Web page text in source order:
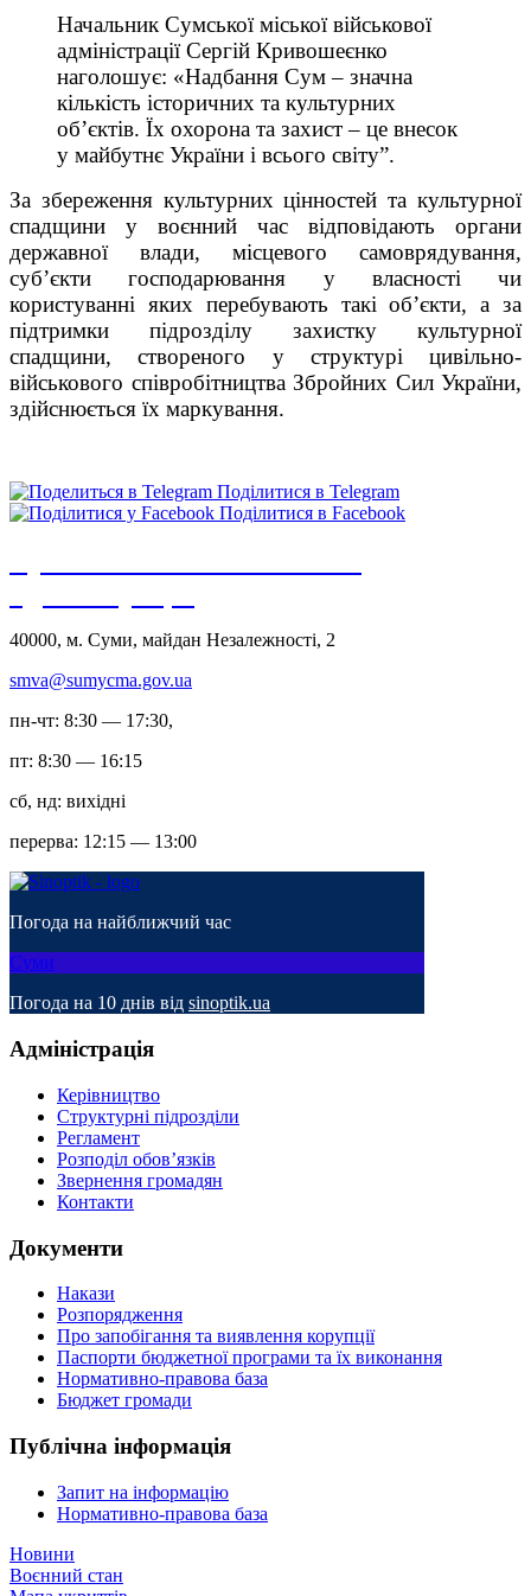
Начальник Сумської міської військової
адміністрації Сергій Кривошеєнко
наголошує: «Надбання Сум – значна
кількість історичних та культурних
об’єктів. Їх охорона та захист – це внесок
у майбутнє України і всього світу”.
За збереження культурних цінностей та культурної
спадщини у воєнний час відповідають органи
державної влади, місцевого самоврядування,
суб’єкти господарювання у власності чи
користуванні яких перебувають такі об’єкти, а за
підтримки підрозділу захистку культурної
спадщини, створеного у структурі цивільно-
військового співробітництва Збройних Сил України,
здійснюється їх маркування.
Поділитися в Telegram
Поділитися в Facebook
40000, м. Суми, майдан Незалежності, 2
smva@sumycma.gov.ua
пн-чт: 8:30 — 17:30,
пт: 8:30 — 16:15
сб, нд: вихідні
перерва: 12:15 — 13:00
Погода на найближчий час
Суми
Погода на 10 днів від sinoptik.ua
Адміністрація
Керівництво
Структурні підрозділи
Регламент
Розподіл обов’язків
Звернення громадян
Контакти
Документи
Накази
Розпорядження
Про запобігання та виявлення корупції
Паспорти бюджетної програми та їх виконання
Нормативно-правова база
Бюджет громади
Публічна інформація
Запит на інформацію
Нормативно-правова база
Новини
Воєнний стан